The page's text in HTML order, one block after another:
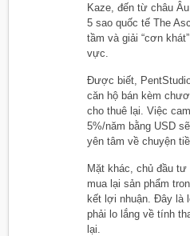
Kaze, đến từ châu
5 sao quốc tế The
tầm và giải “cơn
vực.
Được biết,
căn hộ bán kèm
cho thuê lại. Việc
5%/năm bằng USD
yên tâm về chuyện
Mặt khác, chủ đầu
mua lại sản phẩm
kết lợi nhuận. Đây là
phải lo lắng về tính
lại.